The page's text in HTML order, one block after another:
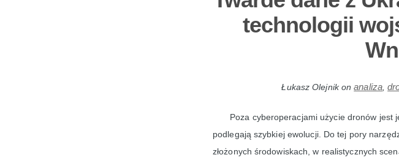
technologii
Łukasz Olejnikonanaliza,
Poza cyberoperacjami użycie dronów jest
podlegają szybkiej ewolucji. Do tej pory
złożonych środowiskach, w realistycznych